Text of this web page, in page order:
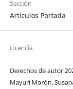
Sección
Artículos Portada
Licencia
Derechos de autor
Mayurí Morón,